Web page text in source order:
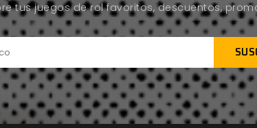
tus juegos de rol favoritos, descuentos,